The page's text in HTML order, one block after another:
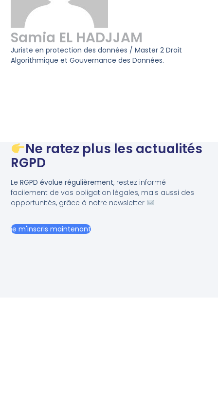
Samia EL HADJJAM
Juriste en protection des données / Master 2 Droit
Algorithmique et Gouvernance des Données.
Ne ratez plus les actualités
RGPD
Le RGPD évolue régulièrement, restez informé
facilement de vos obligation légales, mais aussi des
opportunités, grâce à notre newsletter
.
je m'inscris maintenant